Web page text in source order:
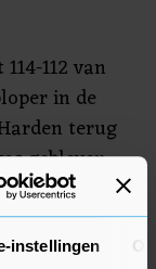
instellingen
112 van
in de
terug
gebleven
vier